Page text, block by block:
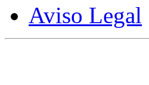
Aviso Legal